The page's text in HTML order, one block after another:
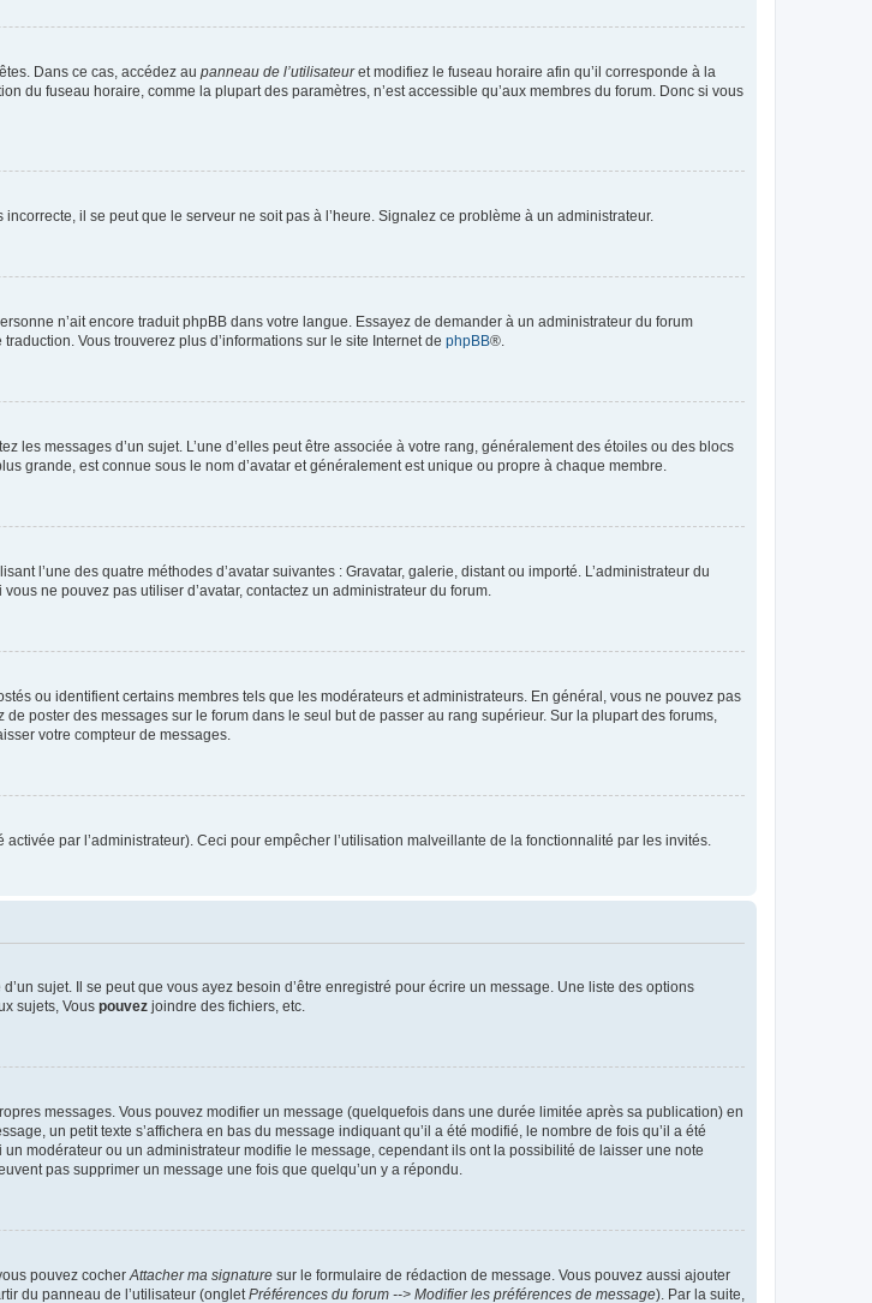
Dans ce cas, accédez au panneau de l’utilisateuret modifiez le fuseau horaire afin qu’il corresponde à la
du fuseau horaire, comme la plupart des paramètres, n’est accessible qu’aux membres du forum. Donc si vous
il se peut que le serveur ne soit pas à l’heure. Signalez ce problème à un administrateur.
n’ait encore traduit phpBB dans votre langue. Essayez de demander à un administrateur du forum
Vous trouverez plus d’informations sur le site Internet de phpBB®.
les messages d’un sujet. L’une d’elles peut être associée à votre rang, généralement des étoiles ou des blocs
grande, est connue sous le nom d’avatar et généralement est unique ou propre à chaque membre.
l’une des quatre méthodes d’avatar suivantes : Gravatar, galerie, distant ou importé. L’administrateur du
ne pouvez pas utiliser d’avatar, contactez un administrateur du forum.
ou identifient certains membres tels que les modérateurs et administrateurs. En général, vous ne pouvez pas
poster des messages sur le forum dans le seul but de passer au rang supérieur. Sur la plupart des forums,
votre compteur de messages.
par l’administrateur). Ceci pour empêcher l’utilisation malveillante de la fonctionnalité par les invités.
sujet. Il se peut que vous ayez besoin d’être enregistré pour écrire un message. Une liste des options
sujets, Vous pouvez joindre des fichiers, etc.
messages. Vous pouvez modifier un message (quelquefois dans une durée limitée après sa publication) en
un petit texte s’affichera en bas du message indiquant qu’il a été modifié, le nombre de fois qu’il a été
modérateur ou un administrateur modifie le message, cependant ils ont la possibilité de laisser une note
pas supprimer un message une fois que quelqu’un y a répondu.
pouvez cocher Attacher ma signature sur le formulaire de rédaction de message. Vous pouvez aussi ajouter
du panneau de l’utilisateur (onglet Préférences du forum --> Modifier les préférences de message). Par la suite,